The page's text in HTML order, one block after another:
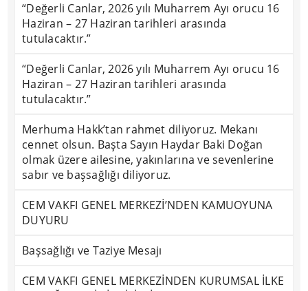
“Değerli Canlar, 2026 yılı Muharrem Ayı orucu 16
Haziran – 27 Haziran tarihleri arasında
tutulacaktır.”
“Değerli Canlar, 2026 yılı Muharrem Ayı orucu 16
Haziran – 27 Haziran tarihleri arasında
tutulacaktır.”
Merhuma Hakk’tan rahmet diliyoruz. Mekanı
cennet olsun. Başta Sayın Haydar Baki Doğan
olmak üzere ailesine, yakınlarına ve sevenlerine
sabır ve başsağlığı diliyoruz.
CEM VAKFI GENEL MERKEZİ’NDEN KAMUOYUNA
DUYURU
Başsağlığı ve Taziye Mesajı
CEM VAKFI GENEL MERKEZİNDEN KURUMSAL İLKE